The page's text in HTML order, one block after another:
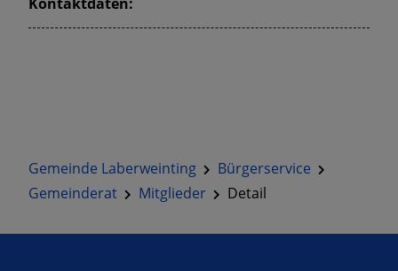
Gemeinde Laberweinting
Bürgerservice
Gemeinderat
Mitglieder Detail